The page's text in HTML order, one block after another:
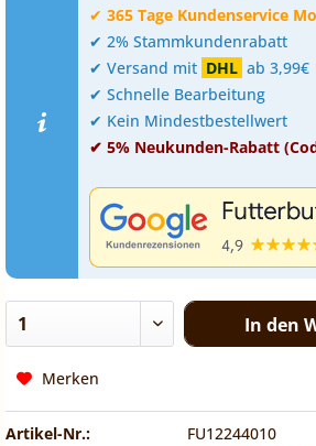
✔ 365 Tage Kundenservice
✔ 2% Stammkundenrabatt
✔ Versand mit DHL ab 3,99€
✔ Schnelle Bearbeitung
✔ Kein Mindestbestellwert
✔ 5% Neukunden-Rabatt
In den
Merken
Artikel-Nr.:
FU12244010